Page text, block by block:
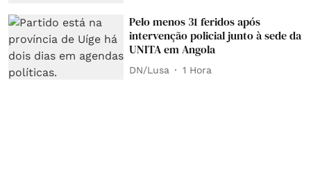
Pelo menos 31 feridos após
intervenção policial junto à sede da
UNITA em Angola
DN/Lusa 1 Hora